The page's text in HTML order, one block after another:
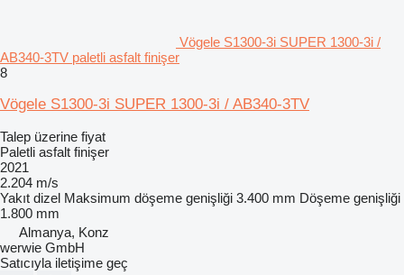
Vögele S1300-3i SUPER 1300-3i /
AB340-3TV paletli asfalt finişer
8
Vögele S1300-3i SUPER 1300-3i / AB340-3TV
Talep üzerine fiyat
Paletli asfalt finişer
2021
2.204 m/s
Yakıt dizel Maksimum döşeme genişliği 3.400 mm Döşeme genişliği
1.800 mm
Almanya, Konz
werwie GmbH
Satıcıyla iletişime geç